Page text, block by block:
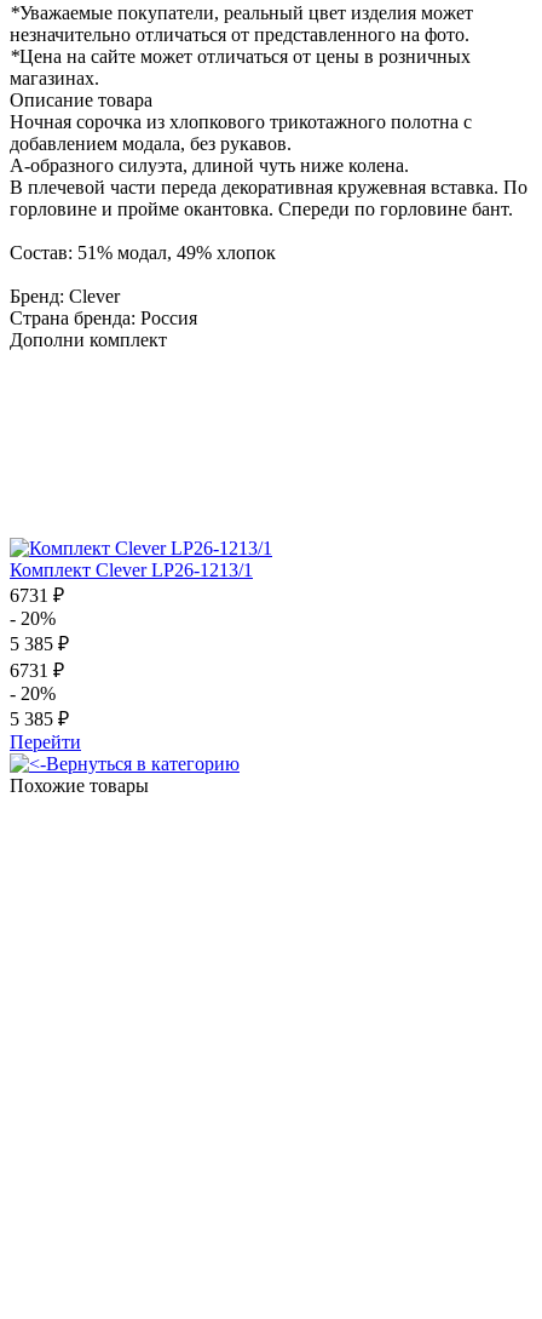
*Уважаемые покупатели, реальный цвет изделия может
незначительно отличаться от представленного на фото.
*Цена на сайте может отличаться от цены в розничных
магазинах.
Описание товара
Ночная сорочка из хлопкового трикотажного полотна с
добавлением модала, без рукавов.
А-образного силуэта, длиной чуть ниже колена.
В плечевой части переда декоративная кружевная вставка. По
горловине и пройме окантовка. Спереди по горловине бант.
Состав: 51% модал, 49% хлопок
Бренд: Clever
Страна бренда: Россия
Дополни комплект
Комплект Clever LP26-1213/1
6731 ₽
- 20%
5 385 ₽
6731 ₽
- 20%
5 385 ₽
Перейти
Вернуться в категорию
Похожие товары